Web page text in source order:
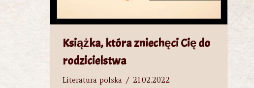
Książka, która zniechęci Cię do
rodzicielstwa
Literatura polska 21.02.2022